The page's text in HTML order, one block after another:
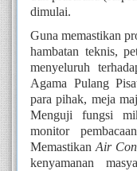
dimulai.
Guna memastikan
hambatan teknis,
menyeluruh
Agama Pulang
para pihak, meja
Menguji fungsi
monitor
Memastikan Air
kenyamanan